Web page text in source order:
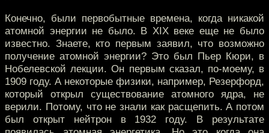
Конечно, были первобытные времена, когда никакой
атомной энергии не было. В XIX веке еще не было
известно. Знаете, кто первым заявил, что возможно
получение атомной энергии? Это был Пьер Кюри, в
Нобелевской лекции. Он первым сказал, по-моему, в
1909 году. А некоторые физики, например, Резерфорд,
который открыл существование атомного ядра, не
верили. Потому, что не знали как расщепить. А потом
был открыт нейтрон в 1932 году. В результате